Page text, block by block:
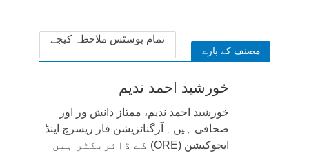
مصنف کے بارے
تمام پوسٹس ملاحظہ کیجے
خورشید احمد ندیم
خورشید احمد ندیم، ممتاز دانش ور اور
صحافی ہیں۔ آرگنائزیشن فار ریسرچ اینڈ
ایجوکیشن (ORE) کے ڈائریکٹر ہیں